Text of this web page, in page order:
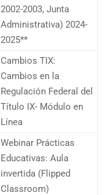
2002-2003, Junta
Administrativa) 2024-
2025**
Cambios TIX:
Cambios en la
Regulación Federal del
Título IX- Módulo en
Línea
Webinar Prácticas
Educativas: Aula
invertida (Flipped
Classroom)